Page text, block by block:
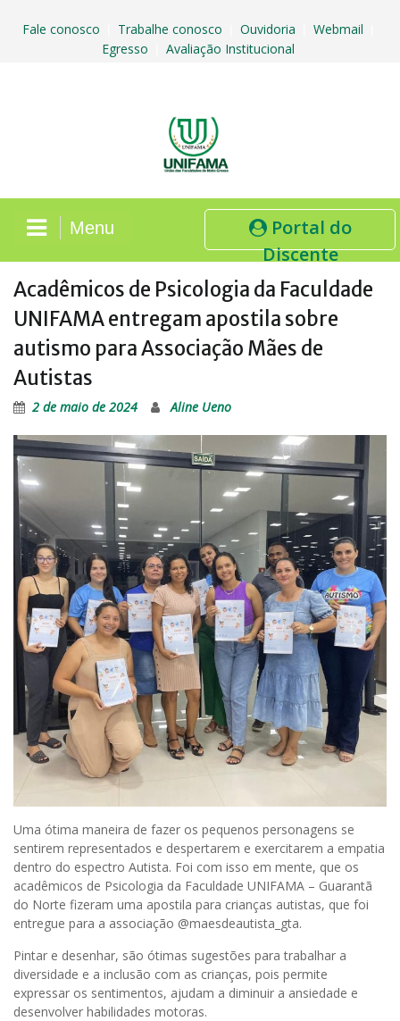
Fale conosco Trabalhe conosco Ouvidoria Webmail
Egresso Avaliação Institucional
Portal do
Discente
Menu
Acadêmicos de Psicologia da Faculdade
UNIFAMA entregam apostila sobre
autismo para Associação Mães de
Autistas
2 de maio de 2024 Aline Ueno
Uma ótima maneira de fazer os pequenos personagens se
sentirem representados e despertarem e exercitarem a empatia
dentro do espectro Autista. Foi com isso em mente, que os
acadêmicos de Psicologia da Faculdade UNIFAMA – Guarantã
do Norte fizeram uma apostila para crianças autistas, que foi
entregue para a associação @maesdeautista_gta.
Pintar e desenhar, são ótimas sugestões para trabalhar a
diversidade e a inclusão com as crianças, pois permite
expressar os sentimentos, ajudam a diminuir a ansiedade e
desenvolver habilidades motoras.